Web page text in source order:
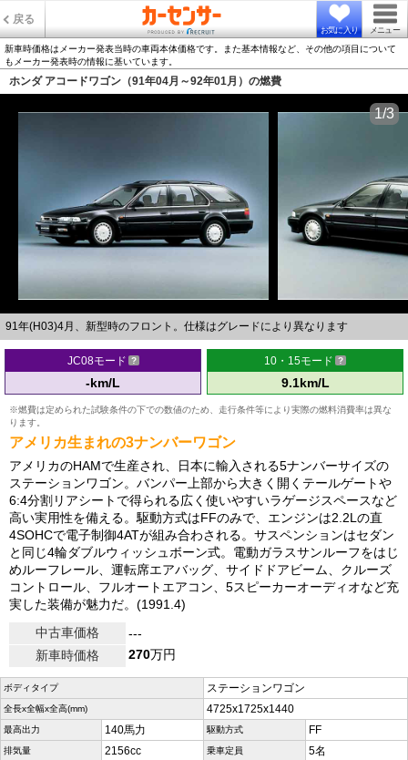
戻る
お気に入り メニュー
新車時価格はメーカー発表当時の車両本体価格です。また基本情報など、その他の項目について
もメーカー発表時の情報に基いています。
ホンダ アコードワゴン（91年04月～92年01月）の燃費
91年(H03)4月、新型時のフロント。仕様はグレードにより異なります
1/3
JC08モード
-km/L
10・15モード
9.1km/L
※燃費は定められた試験条件の下での数値のため、走行条件等により実際の燃料消費率は異な
ります。
アメリカ生まれの3ナンバーワゴン
アメリカのHAMで生産され、日本に輸入される5ナンバーサイズの
ステーションワゴン。バンパー上部から大きく開くテールゲートや
6:4分割リアシートで得られる広く使いやすいラゲージスペースなど
高い実用性を備える。駆動方式はFFのみで、エンジンは2.2Lの直
4SOHCで電子制御4ATが組み合わされる。サスペンションはセダン
と同じ4輪ダブルウィッシュボーン式。電動ガラスサンルーフをはじ
めルーフレール、運転席エアバッグ、サイドドアビーム、クルーズ
コントロール、フルオートエアコン、5スピーカーオーディオなど充
実した装備が魅力だ。(1991.4)
中古車価格
---
新車時価格
270万円
ボディタイプ ステーションワゴン
全長x全幅x全高(mm) 4725x1725x1440
最高出力 140馬力 駆動方式 FF
排気量 2156cc 乗車定員 5名